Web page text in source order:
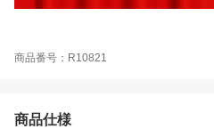
商品番号：R10821
商品仕様